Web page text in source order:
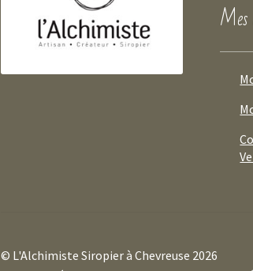
© L'Alchimiste Siropier à Chevreuse 2026